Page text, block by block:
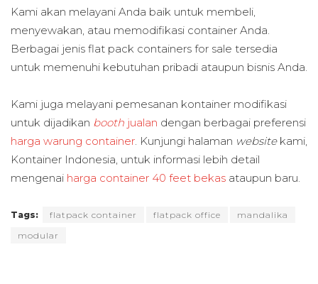
Kami akan melayani Anda baik untuk membeli,
menyewakan, atau memodifikasi container Anda.
Berbagai jenis flat pack containers for sale tersedia
untuk memenuhi kebutuhan pribadi ataupun bisnis Anda.
Kami juga melayani pemesanan kontainer modifikasi
untuk dijadikan booth jualan dengan berbagai preferensi
harga warung container. Kunjungi halaman websitekami,
Kontainer Indonesia, untuk informasi lebih detail
mengenai harga container 40 feet bekas ataupun baru.
Tags: flatpack container flatpack office
mandalika
modular